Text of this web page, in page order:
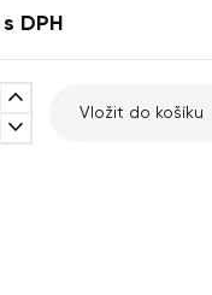
s DPH
expand_less
expand_more
Vložit do košíku